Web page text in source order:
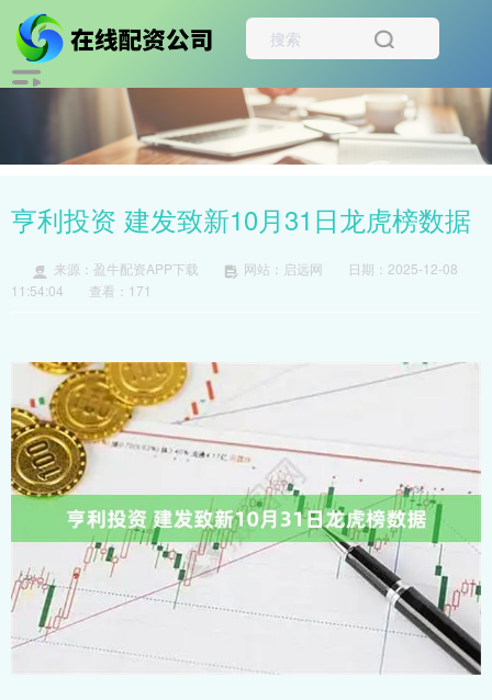
亨利投资 建发致新10月31日龙虎榜数据
来源：盈牛配资APP下载 网站：启远网
日期：2025-12-08
11:54:04
查看：171